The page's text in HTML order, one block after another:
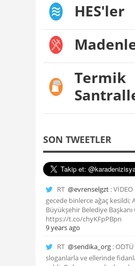
HES'ler
Termik
SON TWEETLER
RT @evrenselgzt :
gecede binlerce ağaç kesildi;
Büyükşehir Belediye
https://t.co/chyKFpPBpn
9 years ago
RT @sendika_org :
sloganlarla ve ellerinde